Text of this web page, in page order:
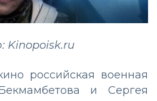
Kinopoisk.ru
российская военная
и Сергея